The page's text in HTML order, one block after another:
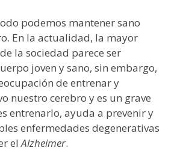
podemos mantener sano
En la actualidad, la mayor
la sociedad parece ser
joven y sano, sin embargo,
de entrenar y
nuestro cerebro y es un grave
entrenarlo, ayuda a prevenir y
enfermedades degenerativas
elAlzheimer.